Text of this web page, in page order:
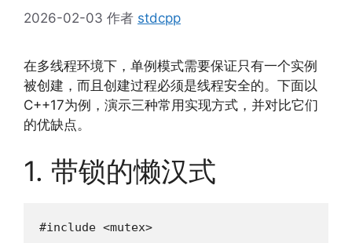
2026-02-03 作者 stdcpp
在多线程环境下，单例模式需要保证只有一个实例
被创建，而且创建过程必须是线程安全的。下面以
C++17为例，演示三种常用实现方式，并对比它们
的优缺点。
1. 带锁的懒汉式
#include <mutex>